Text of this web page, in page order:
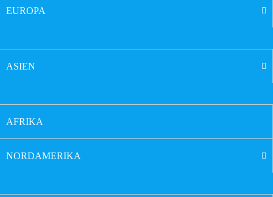
EUROPA
ASIEN
AFRIKA
NORDAMERIKA